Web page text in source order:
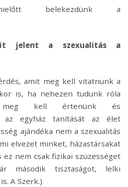
belekezdünk a
jelent a szexualitás a
amit meg kell vitatnunk a
is, ha nehezen tudunk róla
meg kell értenünk és
az egyház tanítását az élet
ajándéka nem a szexualitás
elvezet minket, házastársakat
ez nem csak fizikai szüzességet
második tisztaságot, lelki
A Szerk.)